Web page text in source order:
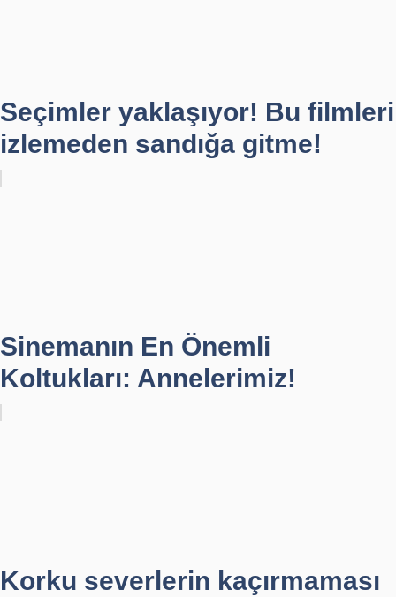
Seçimler yaklaşıyor! Bu filmleri
izlemeden sandığa gitme!
Sinemanın En Önemli
Koltukları: Annelerimiz!
Korku severlerin kaçırmaması